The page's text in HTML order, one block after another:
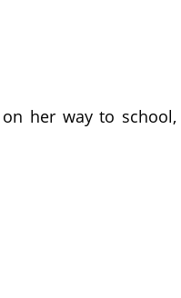
on her way to